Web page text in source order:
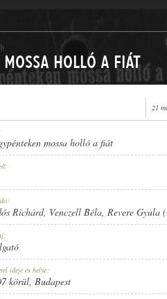
mossa holló a fiát
21
mossa holló a fiát
Richárd, Venczell Béla, Revere Gyula
ideje és helye:
körül, Budapest